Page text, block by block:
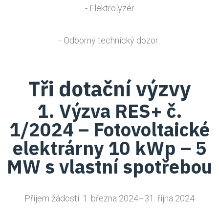
- Elektrolyzér
- Odborný technický dozor
Tři dotační výzvy
1. Výzva RES+ č.
1/2024 – Fotovoltaické
elektrárny 10 kWp – 5
MW s vlastní spotřebou
Příjem žádostí: 1. března 2024–31. října 2024